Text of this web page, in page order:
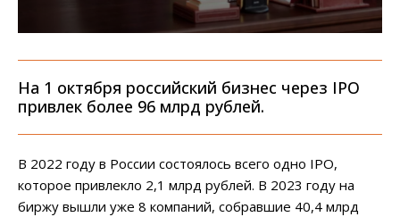
На 1 октября российский бизнес через IPO
привлек более 96 млрд рублей.
В 2022 году в России состоялось всего одно IPO,
которое привлекло 2,1 млрд рублей. В 2023 году на
биржу вышли уже 8 компаний, собравшие 40,4 млрд